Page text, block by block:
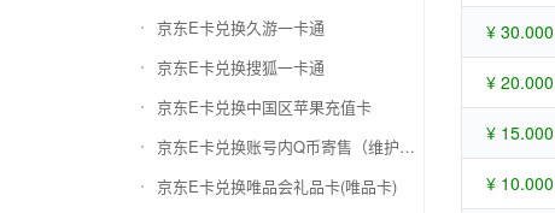
京东E卡兑换久游一卡通
京东E卡兑换搜狐一卡通
京东E卡兑换中国区苹果充值卡
京东E卡兑换账号内Q币寄售（维护中）
京东E卡兑换唯品会礼品卡(唯品卡)
¥ 30.000
¥ 20.000
¥ 15.000
¥ 10.000